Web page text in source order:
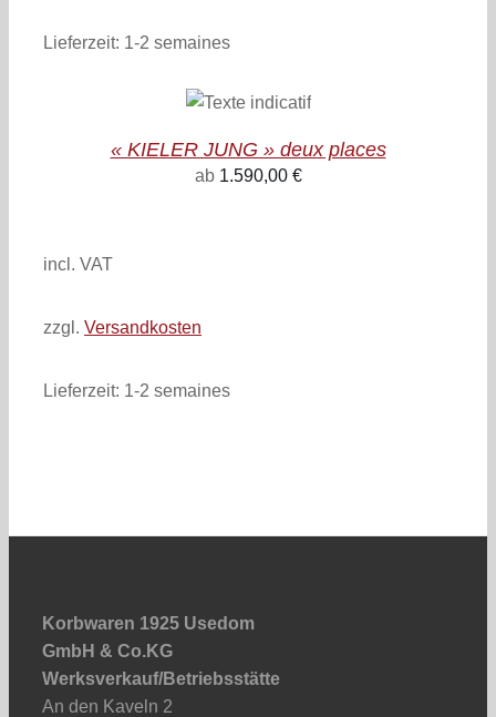
Lieferzeit: 1-2 semaines
OPTIONS
CE
A
PLUSIEURS
« KIELER JUNG » deux places
ab 1.590,00 €
incl. VAT
zzgl. Versandkosten
Lieferzeit: 1-2 semaines
Korbwaren 1925 Usedom
GmbH & Co.KG
Werksverkauf/Betriebsstätte
An den Kaveln 2